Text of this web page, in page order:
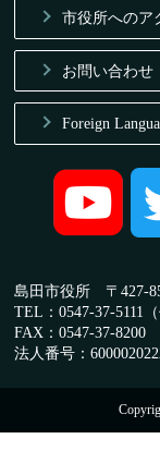
市役所へのア
お問い合わせ
Foreign
島田市役所 〒427-
TEL：0547-37-5111（
FAX：0547-37-8200
法人番号：